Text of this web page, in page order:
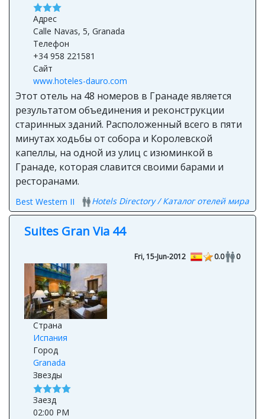
Адрес
Calle Navas, 5, Granada
Телефон
+34 958 221581
Сайт
www.hoteles-dauro.com
Этот отель на 48 номеров в Гранаде является
результатом объединения и реконструкции
старинных зданий. Расположенный всего в пяти
минутах ходьбы от собора и Королевской
капеллы, на одной из улиц с изюминкой в
Гранаде, которая славится своими барами и
ресторанами.
Best Western II Hotels Directory / Каталог отелей мира
Suites Gran Via 44
Fri, 15-Jun-2012 0.0 0
Страна
Испания
Город
Granada
Звезды
Заезд
02:00 PM